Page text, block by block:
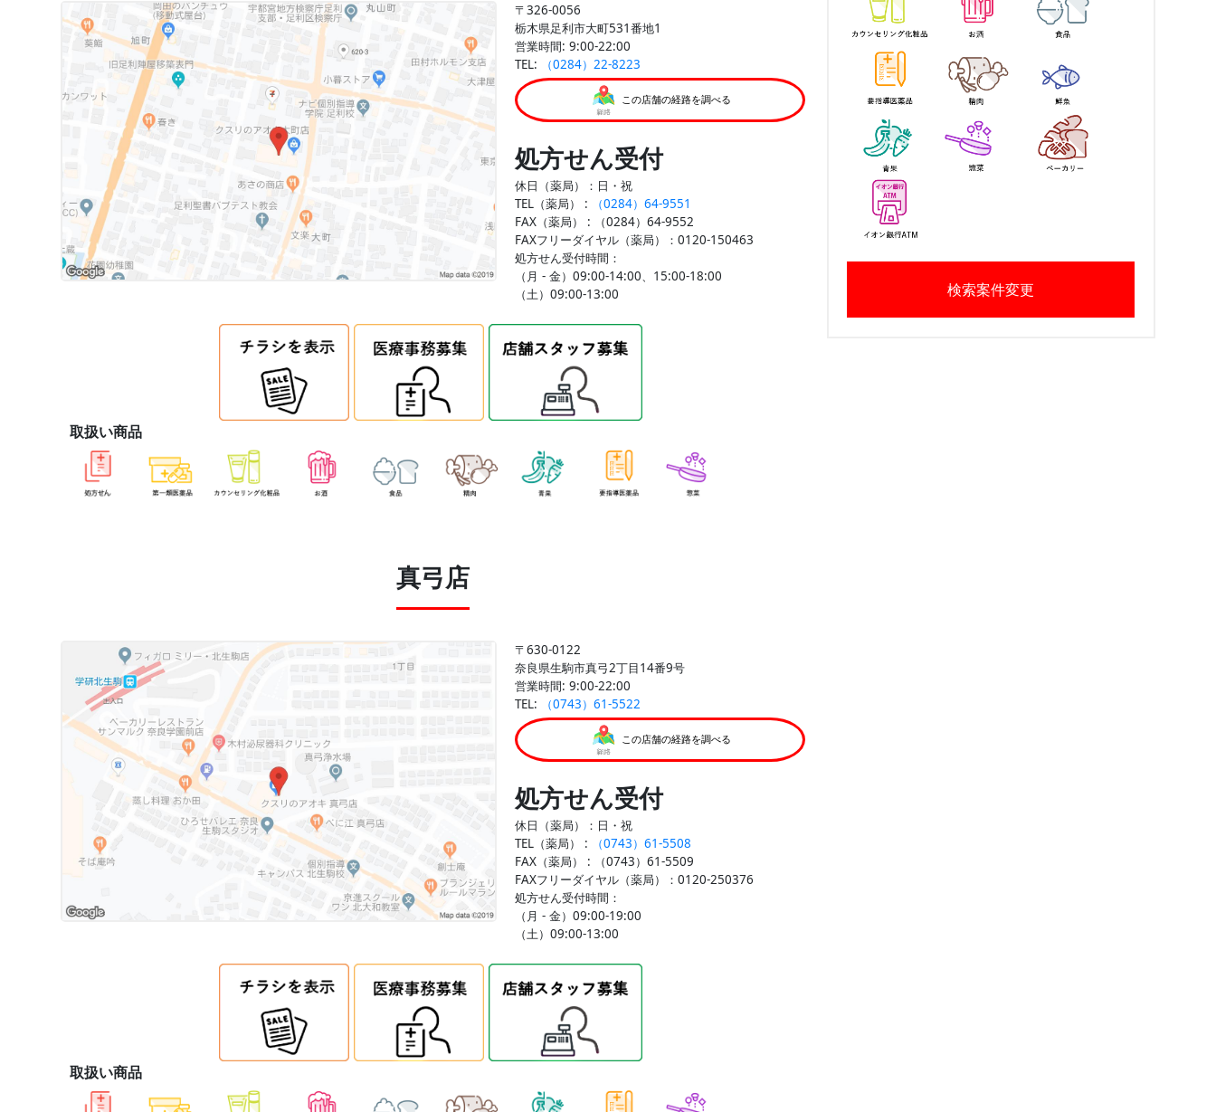
〒326-0056
栃木県足利市大町531番地1
営業時間: 9:00-22:00
TEL:
（0284）22-8223
この店舗の経路を調べる
処方せん受付
休日（薬局）：日・祝
TEL（薬局） :
（0284）64-9551
FAX（薬局） :
（0284）64-9552
FAXフリーダイヤル（薬局）：0120-150463
処方せん受付時間：
（月 - 金）09:00-14:00、15:00-18:00
（土）09:00-13:00
取扱い商品
真弓店
〒630-0122
奈良県生駒市真弓2丁目14番9号
営業時間: 9:00-22:00
TEL:
（0743）61-5522
この店舗の経路を調べる
処方せん受付
休日（薬局）：日・祝
TEL（薬局） :
（0743）61-5508
FAX（薬局） :
（0743）61-5509
FAXフリーダイヤル（薬局）：0120-250376
処方せん受付時間：
（月 - 金）09:00-19:00
（土）09:00-13:00
取扱い商品
検索案件変更